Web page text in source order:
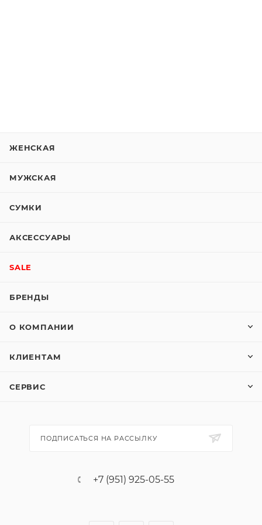
ЖЕНСКАЯ
МУЖСКАЯ
СУМКИ
АКСЕССУАРЫ
SALE
БРЕНДЫ
О КОМПАНИИ
КЛИЕНТАМ
СЕРВИС
ПОДПИСАТЬСЯ НА РАССЫЛКУ
+7 (951) 925-05-55